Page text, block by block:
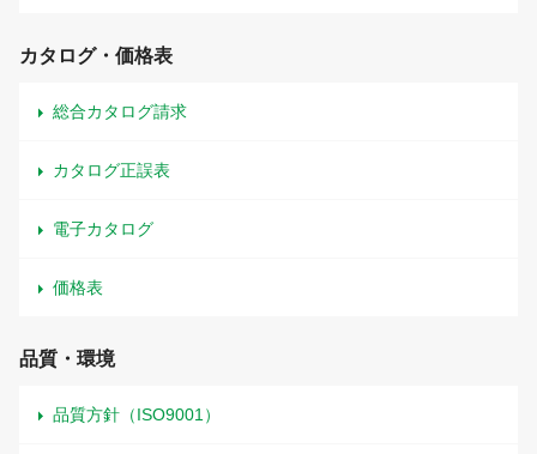
カタログ・価格表
総合カタログ請求
カタログ正誤表
電子カタログ
価格表
品質・環境
品質方針（ISO9001）